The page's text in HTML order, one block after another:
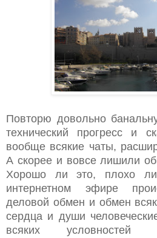
Повторю довольно
технический прогресс и
вообще всякие чаты,
А скорее и вовсе лишили
Хорошо ли это, плохо
интернетном эфире
деловой обмен и обмен
сердца и души
всяких условностей